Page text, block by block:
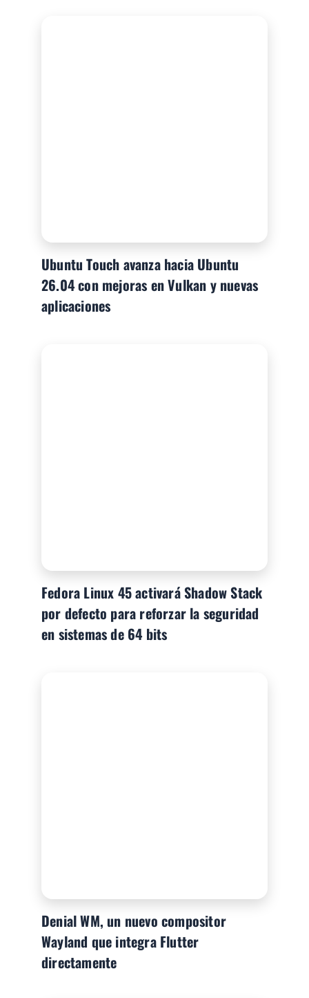
Ubuntu Touch avanza hacia Ubuntu
26.04 con mejoras en Vulkan y nuevas
aplicaciones
Fedora Linux 45 activará Shadow Stack
por defecto para reforzar la seguridad
en sistemas de 64 bits
Denial WM, un nuevo compositor
Wayland que integra Flutter
directamente